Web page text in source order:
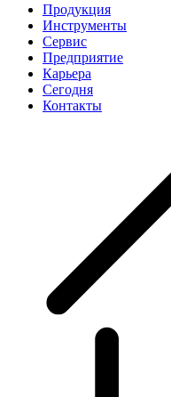
Продукция
Инструменты
Сервис
Предприятие
Карьера
Cегодня
Контакты